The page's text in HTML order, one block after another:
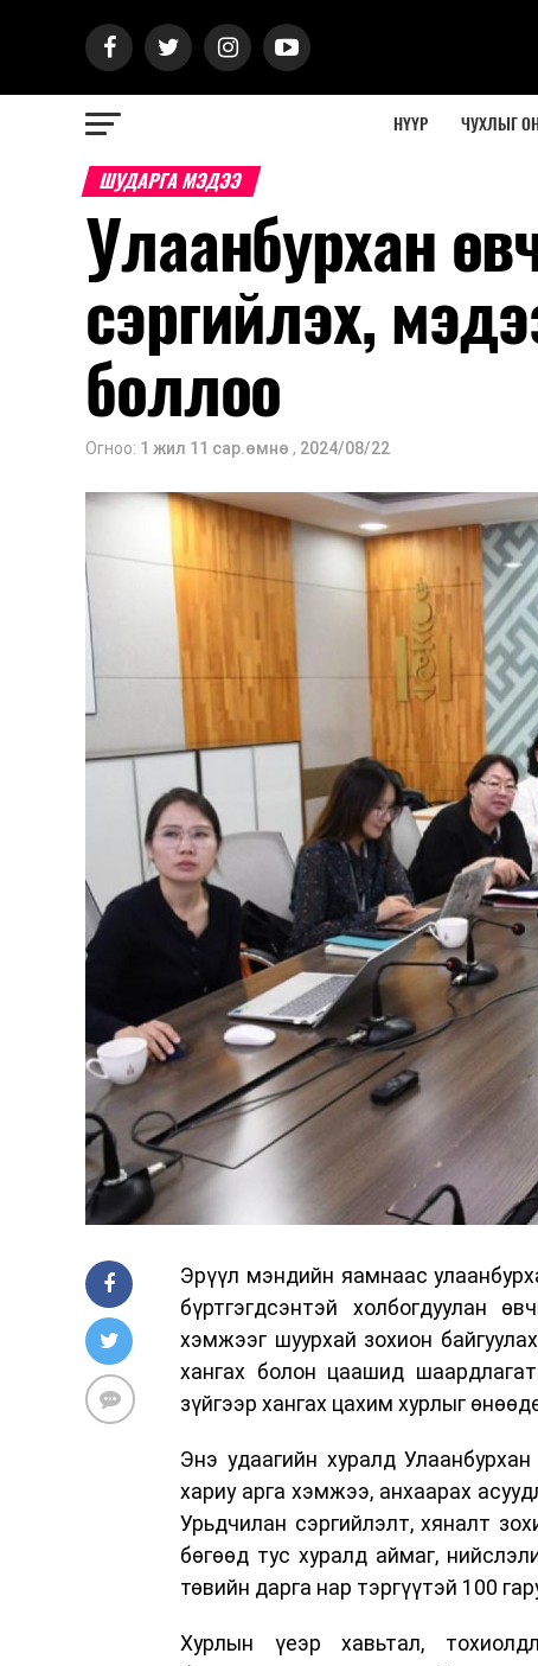
НҮҮР ЧУХЛЫГ
ШУДАРГА МЭДЭЭ
Улаанбурхан
сэргийлэх,
боллоо
Огноо: 1 жил 11 сар.өмнө , 2024/08/22
Эрүүл мэндийн яамнаас
бүртгэгдсэнтэй холбогдуулан
хэмжээг шуурхай зохион
хангах болон цаашид
зүйгээр хангах цахим хурлыг
Энэ удаагийн хуралд
хариу арга хэмжээ, анхаарах
Урьдчилан сэргийлэлт, хяналт
бөгөөд тус хуралд аймаг,
төвийн дарга нар тэргүүтэй 100
Хурлын үеэр хавьтал,